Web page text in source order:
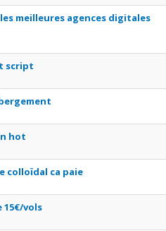
meilleures agences digitales
script
hot
colloïdal ca paie
15€/vols